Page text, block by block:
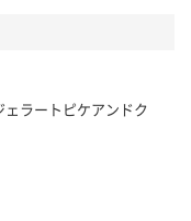
ェラートピケアンドク